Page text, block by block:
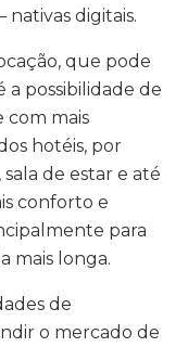
nativas digitais.
que pode
a possibilidade de
com mais
hotéis, por
de estar e até
conforto e
para
mais longa.
de
o mercado de